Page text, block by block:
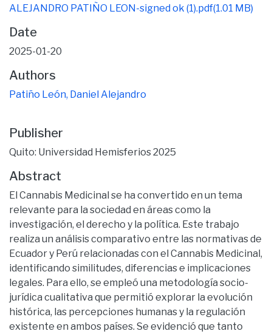
ALEJANDRO PATIÑO LEON-signed ok (1).pdf(1.01 MB)
Date
2025-01-20
Authors
Patiño León, Daniel Alejandro
Publisher
Quito: Universidad Hemisferios 2025
Abstract
El Cannabis Medicinal se ha convertido en un tema
relevante para la sociedad en áreas como la
investigación, el derecho y la política. Este trabajo
realiza un análisis comparativo entre las normativas de
Ecuador y Perú relacionadas con el Cannabis Medicinal,
identificando similitudes, diferencias e implicaciones
legales. Para ello, se empleó una metodología socio-
jurídica cualitativa que permitió explorar la evolución
histórica, las percepciones humanas y la regulación
existente en ambos países. Se evidenció que tanto